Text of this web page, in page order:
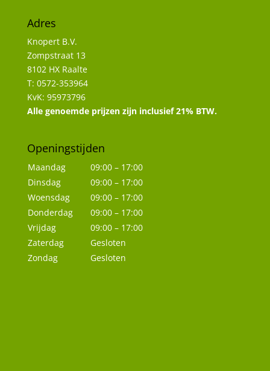
Adres
Knopert B.V.
Zompstraat 13
8102 HX Raalte
T: 0572-353964
KvK: 95973796
Alle genoemde prijzen zijn inclusief 21% BTW.
Openingstijden
Maandag
09:00 – 17:00
Dinsdag
09:00 – 17:00
Woensdag
09:00 – 17:00
Donderdag
09:00 – 17:00
Vrijdag
09:00 – 17:00
Zaterdag
Gesloten
Zondag
Gesloten